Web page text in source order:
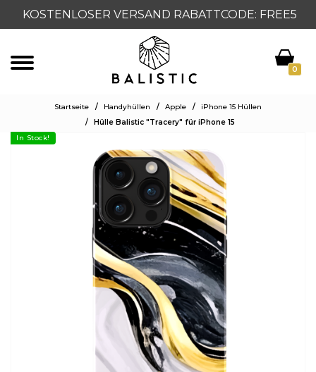
KOSTENLOSER VERSAND RABATTCODE: FREE5
0
Startseite / Handyhüllen / Apple /
iPhone 15 Hüllen
/
Hülle Balistic "Tracery" für iPhone 15
In Stock!